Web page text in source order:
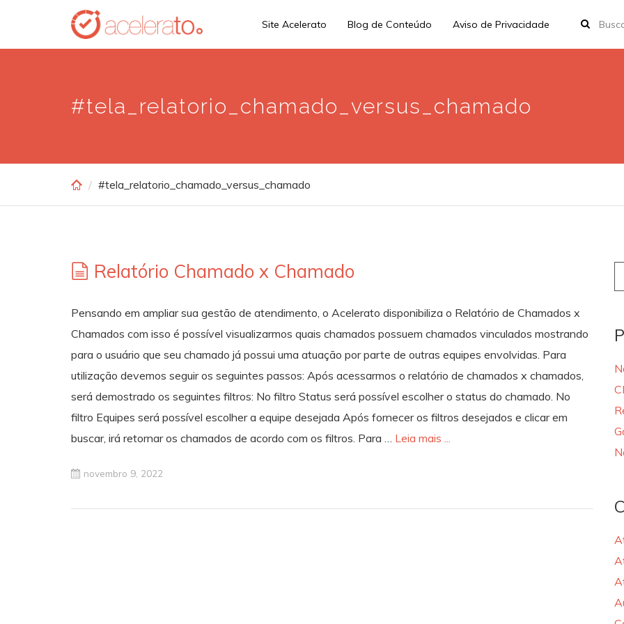
main
Site Acelerato Blog de Conteúdo Aviso de Privacidade
#tela_relatorio_chamado_versus_chamado
#tela_relatorio_chamado_versus_chamado
Relatório Chamado x Chamado
Pensando em ampliar sua gestão de atendimento, o Acelerato disponibiliza o Relatório de Chamados x
Chamados com isso é possível visualizarmos quais chamados possuem chamados vinculados mostrando
para o usuário que seu chamado já possui uma atuação por parte de outras equipes envolvidas. Para
utilização devemos seguir os seguintes passos: Após acessarmos o relatório de chamados x chamados,
será demostrado os seguintes filtros: No filtro Status será possível escolher o status do chamado. No
filtro Equipes será possível escolher a equipe desejada Após fornecer os filtros desejados e clicar em
buscar, irá retornar os chamados de acordo com os filtros. Para … Leia mais ...
novembro 9, 2022